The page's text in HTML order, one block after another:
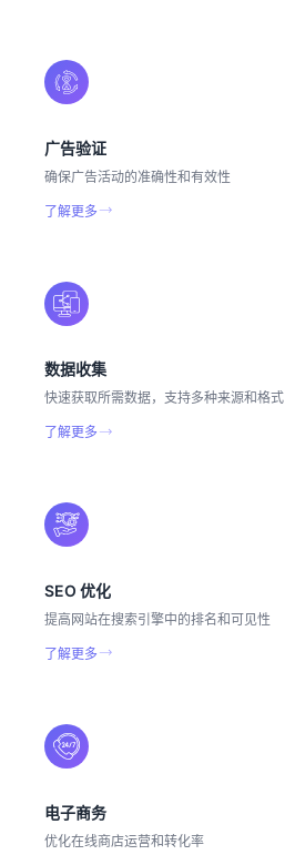
广告验证
确保广告活动的准确性和有效性
了解更多
数据收集
快速获取所需数据，支持多种来源和格式
了解更多
SEO 优化
提高网站在搜索引擎中的排名和可见性
了解更多
电子商务
优化在线商店运营和转化率